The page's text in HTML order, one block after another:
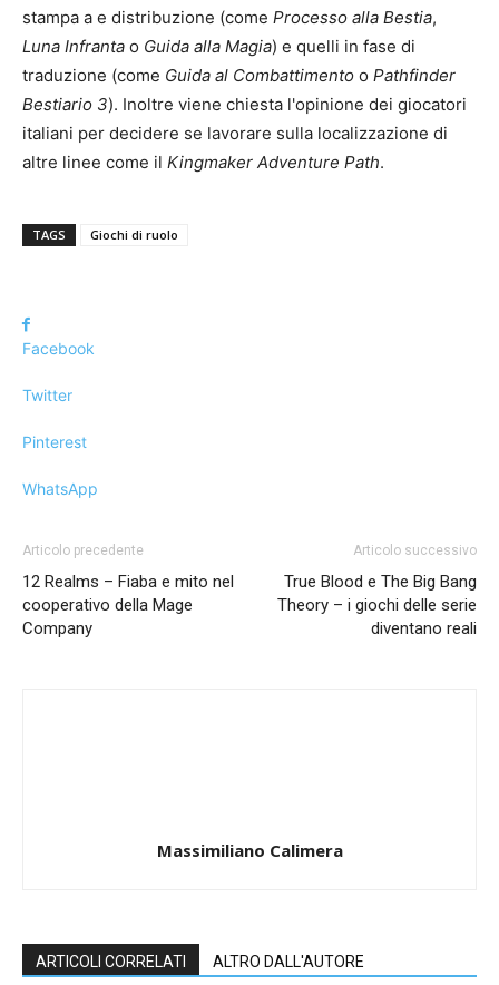
stampa a e distribuzione (come Processo alla Bestia,
Luna Infranta o Guida alla Magia) e quelli in fase di
traduzione (come Guida al Combattimento o Pathfinder
Bestiario 3). Inoltre viene chiesta l'opinione dei giocatori
italiani per decidere se lavorare sulla localizzazione di
altre linee come il Kingmaker Adventure Path.
TAGS Giochi di ruolo
Facebook
Twitter
Pinterest
WhatsApp
Articolo precedente
12 Realms – Fiaba e mito nel
cooperativo della Mage
Company
Articolo successivo
True Blood e The Big Bang
Theory – i giochi delle serie
diventano reali
Massimiliano Calimera
ARTICOLI CORRELATI ALTRO DALL'AUTORE